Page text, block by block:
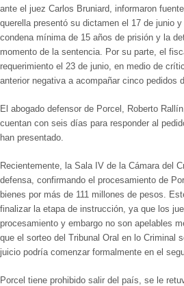
ante el juez Carlos Bruniard, informaron
querella presentó su dictamen el 17 de junio
condena mínima de 15 años de prisión y la
momento de la sentencia. Por su parte, el
requerimiento el 23 de junio, en medio de
anterior negativa a acompañar cinco pedidos
El abogado defensor de Porcel, Roberto
cuentan con seis días para responder al
han presentado.
Recientemente, la Sala IV de la Cámara del
defensa, confirmando el procesamiento de
bienes por más de 111 millones de pesos.
finalizar la etapa de instrucción, ya que los
procesamiento y embargo no son apelables
que el sorteo del Tribunal Oral en lo Criminal
juicio podría comenzar formalmente en el
Porcel tiene prohibido salir del país, se le